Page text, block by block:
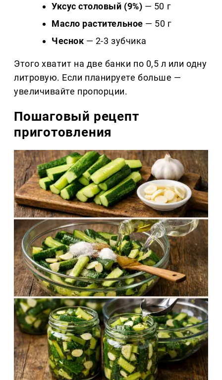
Уксус столовый (9%) — 50 г
Масло растительное — 50 г
Чеснок — 2-3 зубчика
Этого хватит на две банки по 0,5 л или одну
литровую. Если планируете больше —
увеличивайте пропорции.
Пошаговый рецепт
приготовления